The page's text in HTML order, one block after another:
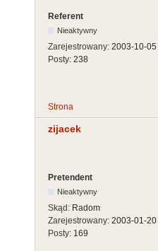
Referent
Nieaktywny
Zarejestrowany: 2003-10-05
Posty: 238
Strona
zijacek
Pretendent
Nieaktywny
Skąd: Radom
Zarejestrowany: 2003-01-20
Posty: 169